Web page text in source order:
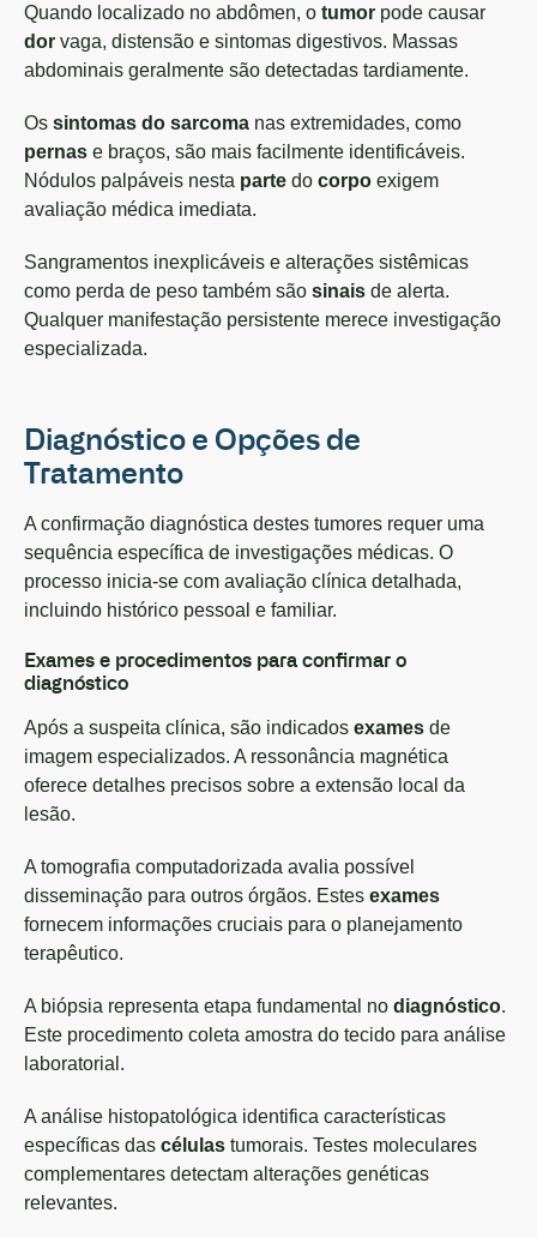
Quando localizado no abdômen, o tumor pode causar
dor vaga, distensão e sintomas digestivos. Massas
abdominais geralmente são detectadas tardiamente.
Os sintomas do sarcoma nas extremidades, como
pernas e braços, são mais facilmente identificáveis.
Nódulos palpáveis nesta parte do corpo exigem
avaliação médica imediata.
Sangramentos inexplicáveis e alterações sistêmicas
como perda de peso também são sinais de alerta.
Qualquer manifestação persistente merece investigação
especializada.
Diagnóstico e Opções de
Tratamento
A confirmação diagnóstica destes tumores requer uma
sequência específica de investigações médicas. O
processo inicia-se com avaliação clínica detalhada,
incluindo histórico pessoal e familiar.
Exames e procedimentos para confirmar o
diagnóstico
Após a suspeita clínica, são indicados exames de
imagem especializados. A ressonância magnética
oferece detalhes precisos sobre a extensão local da
lesão.
A tomografia computadorizada avalia possível
disseminação para outros órgãos. Estes exames
fornecem informações cruciais para o planejamento
terapêutico.
A biópsia representa etapa fundamental no diagnóstico.
Este procedimento coleta amostra do tecido para análise
laboratorial.
A análise histopatológica identifica características
específicas das células tumorais. Testes moleculares
complementares detectam alterações genéticas
relevantes.